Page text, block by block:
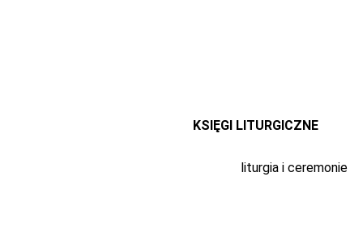
KSIĘGI LITURGICZNE
liturgia i ceremonie